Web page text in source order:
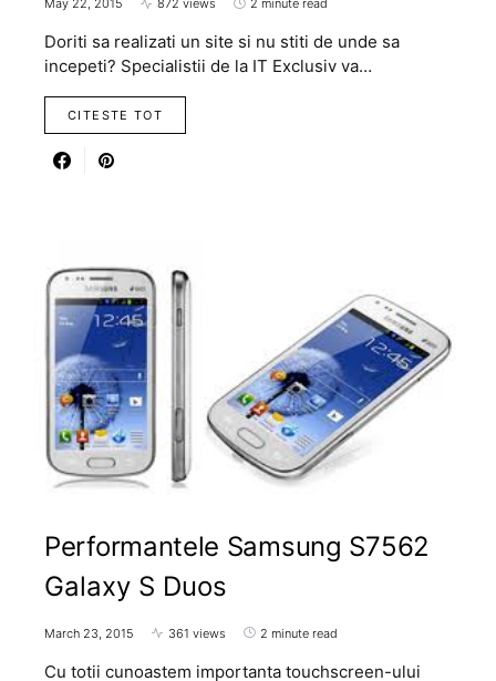
May 22, 2015 872 views 2 minute read
Doriti sa realizati un site si nu stiti de unde sa
incepeti? Specialistii de la IT Exclusiv va…
CITESTE TOT
Performantele Samsung S7562
Galaxy S Duos
March 23, 2015 361 views 2 minute read
Cu totii cunoastem importanta touchscreen-ului